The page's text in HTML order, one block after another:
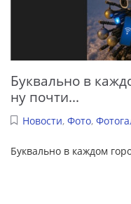
Буквально в
ну почти...
Новости, Фото,
Буквально в каждом